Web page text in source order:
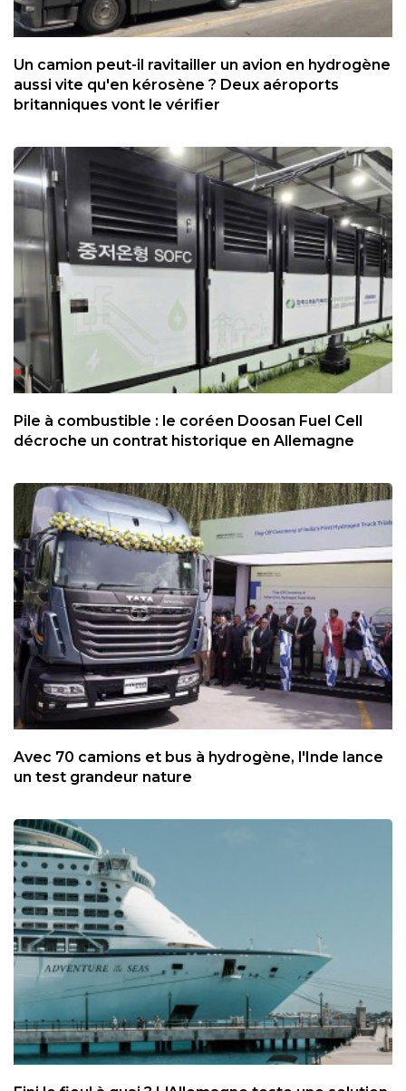
Un camion peut-il ravitailler un avion en hydrogène
aussi vite qu'en kérosène ? Deux aéroports
britanniques vont le vérifier
Pile à combustible : le coréen Doosan Fuel Cell
décroche un contrat historique en Allemagne
Avec 70 camions et bus à hydrogène, l'Inde lance
un test grandeur nature